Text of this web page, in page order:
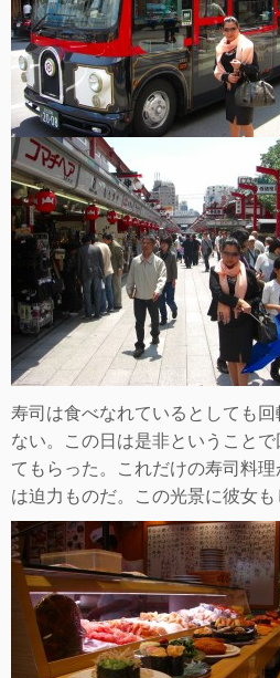
寿司は食べなれているとしても
ない。この日は是非ということ
てもらった。これだけの寿司料
は迫力ものだ。この光景に彼女も